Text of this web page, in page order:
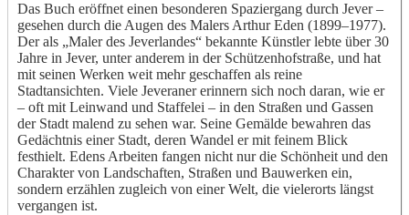
Das Buch eröffnet einen besonderen Spaziergang durch Jever –
gesehen durch die Augen des Malers Arthur Eden (1899–1977).
Der als „Maler des Jeverlandes“ bekannte Künstler lebte über 30
Jahre in Jever, unter anderem in der Schützenhofstraße, und hat
mit seinen Werken weit mehr geschaffen als reine
Stadtansichten. Viele Jeveraner erinnern sich noch daran, wie er
– oft mit Leinwand und Staffelei – in den Straßen und Gassen
der Stadt malend zu sehen war. Seine Gemälde bewahren das
Gedächtnis einer Stadt, deren Wandel er mit feinem Blick
festhielt. Edens Arbeiten fangen nicht nur die Schönheit und den
Charakter von Landschaften, Straßen und Bauwerken ein,
sondern erzählen zugleich von einer Welt, die vielerorts längst
vergangen ist.